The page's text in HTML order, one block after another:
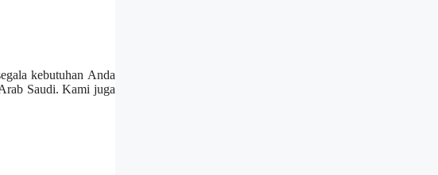
kebutuhan Anda
Saudi. Kami juga